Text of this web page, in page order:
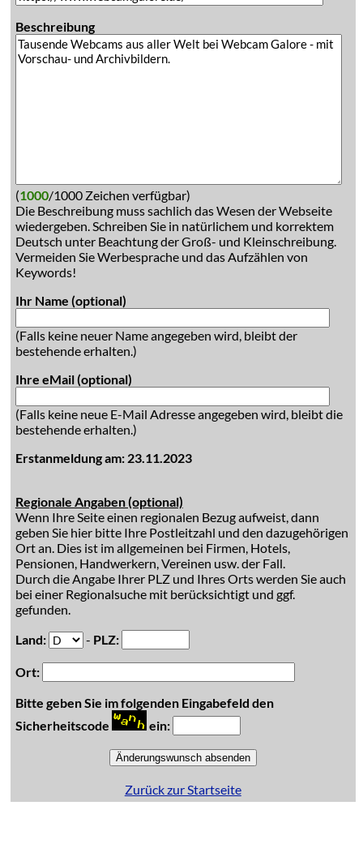
Beschreibung
(1000/1000 Zeichen verfügbar)
Die Beschreibung muss sachlich das Wesen der Webseite
wiedergeben. Schreiben Sie in natürlichem und korrektem
Deutsch unter Beachtung der Groß- und Kleinschreibung.
Vermeiden Sie Werbesprache und das Aufzählen von
Keywords!
Ihr Name (optional)
(Falls keine neuer Name angegeben wird, bleibt der
bestehende erhalten.)
Ihre eMail (optional)
(Falls keine neue E-Mail Adresse angegeben wird, bleibt die
bestehende erhalten.)
Erstanmeldung am: 23.11.2023
Regionale Angaben (optional)
Wenn Ihre Seite einen regionalen Bezug aufweist, dann
geben Sie hier bitte Ihre Postleitzahl und den dazugehörigen
Ort an. Dies ist im allgemeinen bei Firmen, Hotels,
Pensionen, Handwerkern, Vereinen usw. der Fall.
Durch die Angabe Ihrer PLZ und Ihres Orts werden Sie auch
bei einer Regionalsuche mit berücksichtigt und ggf.
gefunden.
Land:
- PLZ:
Ort:
Bitte geben Sie im folgenden Eingabefeld den
Sicherheitscode
ein:
Zurück zur Startseite